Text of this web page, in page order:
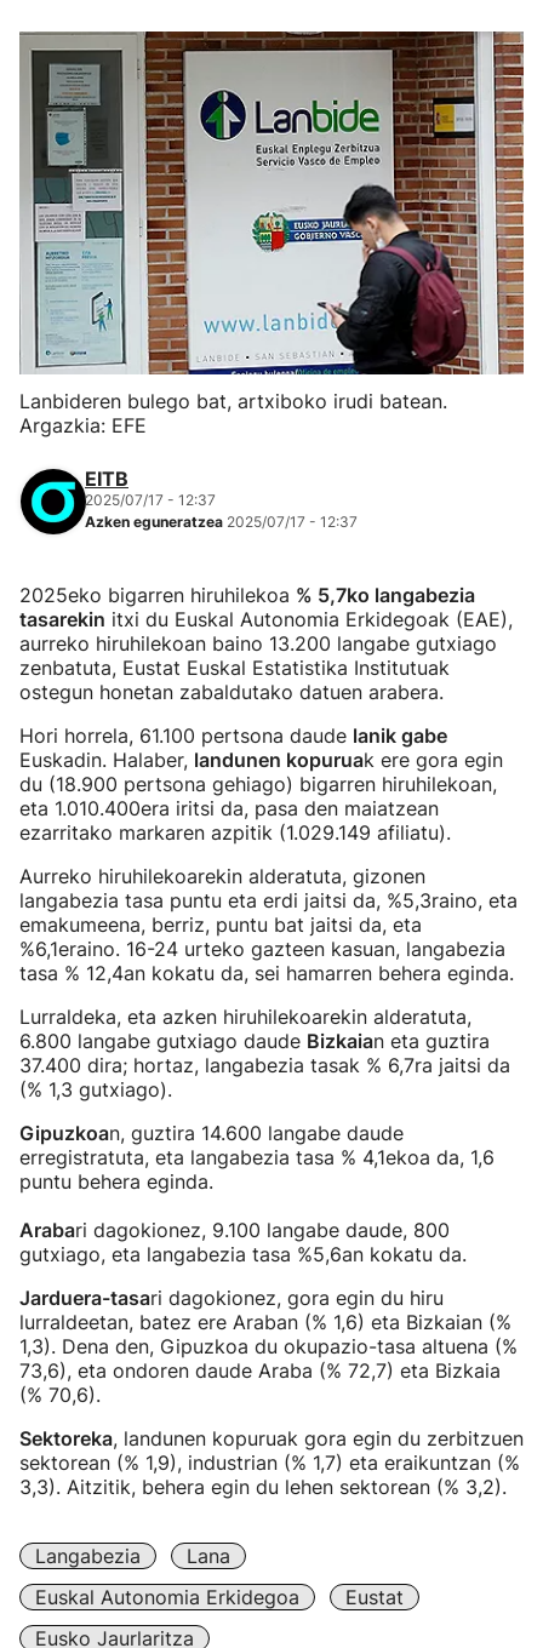
Lanbideren bulego bat, artxiboko irudi batean.
Argazkia: EFE
EITB
2025/07/17 - 12:37
Azken eguneratzea 2025/07/17 - 12:37
2025eko bigarren hiruhilekoa % 5,7ko langabezia
tasarekin itxi du Euskal Autonomia Erkidegoak (EAE),
aurreko hiruhilekoan baino 13.200 langabe gutxiago
zenbatuta, Eustat Euskal Estatistika Institutuak
ostegun honetan zabaldutako datuen arabera.
Hori horrela, 61.100 pertsona daude lanik gabe
Euskadin. Halaber, landunen kopuruak ere gora egin
du (18.900 pertsona gehiago) bigarren hiruhilekoan,
eta 1.010.400era iritsi da, pasa den maiatzean
ezarritako markaren azpitik (1.029.149 afiliatu).
Aurreko hiruhilekoarekin alderatuta, gizonen
langabezia tasa puntu eta erdi jaitsi da, %5,3raino, eta
emakumeena, berriz, puntu bat jaitsi da, eta
%6,1eraino. 16-24 urteko gazteen kasuan, langabezia
tasa % 12,4an kokatu da, sei hamarren behera eginda.
Lurraldeka, eta azken hiruhilekoarekin alderatuta,
6.800 langabe gutxiago daude Bizkaian eta guztira
37.400 dira; hortaz, langabezia tasak % 6,7ra jaitsi da
(% 1,3 gutxiago).
Gipuzkoan, guztira 14.600 langabe daude
erregistratuta, eta langabezia tasa % 4,1ekoa da, 1,6
puntu behera eginda.
Arabari dagokionez, 9.100 langabe daude, 800
gutxiago, eta langabezia tasa %5,6an kokatu da.
Jarduera-tasari dagokionez, gora egin du hiru
lurraldeetan, batez ere Araban (% 1,6) eta Bizkaian (%
1,3). Dena den, Gipuzkoa du okupazio-tasa altuena (%
73,6), eta ondoren daude Araba (% 72,7) eta Bizkaia
(% 70,6).
Sektoreka, landunen kopuruak gora egin du zerbitzuen
sektorean (% 1,9), industrian (% 1,7) eta eraikuntzan (%
3,3). Aitzitik, behera egin du lehen sektorean (% 3,2).
Langabezia
Lana
Euskal Autonomia Erkidegoa
Eustat
Eusko Jaurlaritza